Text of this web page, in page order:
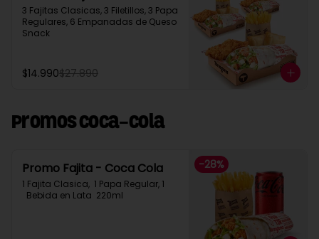
3 Fajitas Clasicas, 3 Filetillos, 3 Papa
Regulares, 6 Empanadas de Queso
Snack
$14.990$27.890
Promos Coca-Cola
-28%
Promo Fajita - Coca Cola
1 Fajita Clasica,  1 Papa Regular, 1
Bebida en Lata  220ml